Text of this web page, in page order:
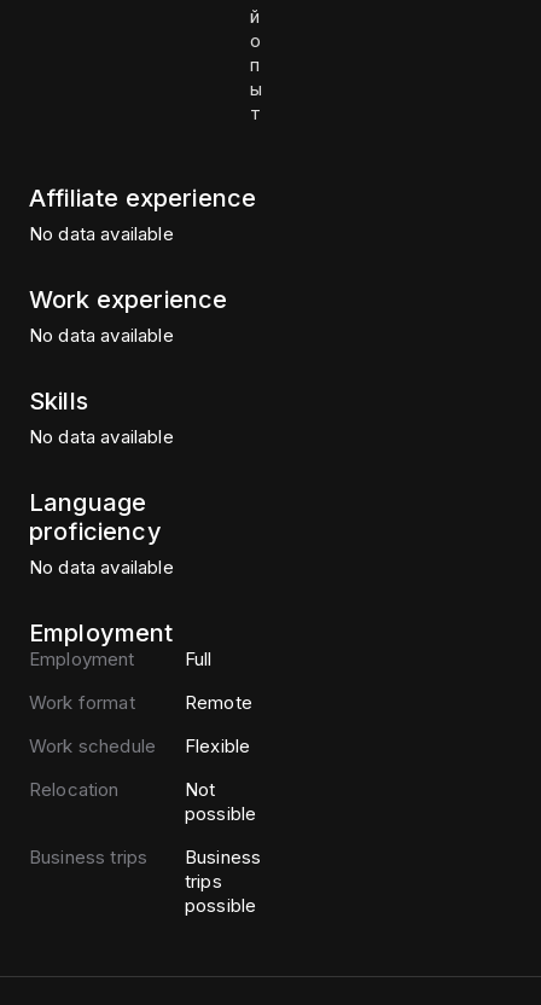
й
о
п
ы
т
Affiliate experience
No data available
Work experience
No data available
Skills
No data available
Language
proficiency
No data available
Employment
Employment
Full
Work format
Remote
Work schedule
Flexible
Relocation
Not
possible
Business trips
Business
trips
possible